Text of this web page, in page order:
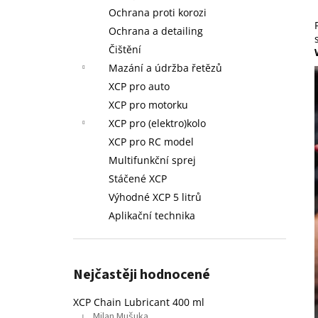
Ochrana proti korozi
Ochrana a detailing
Čištění
Mazání a údržba řetězů
XCP pro auto
XCP pro motorku
XCP pro (elektro)kolo
XCP pro RC model
Multifunkční sprej
Stáčené XCP
Výhodné XCP 5 litrů
Aplikační technika
Nejčastěji hodnocené
XCP Chain Lubricant 400 ml
749 Kč
Původně: 758 Kč